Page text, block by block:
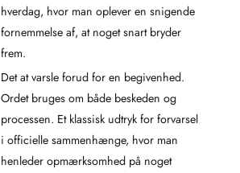
hverdag, hvor man oplever en snigende
fornemmelse af, at noget snart bryder
frem.
Det at varsle forud for en begivenhed.
Ordet bruges om både beskeden og
processen. Et klassisk udtryk for forvarsel
i officielle sammenhænge, hvor man
henleder opmærksomhed på noget